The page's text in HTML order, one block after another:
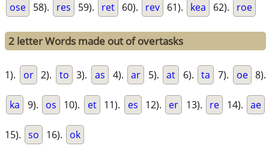
ose 58). res 59). ret 60). rev 61). kea 62). roe
2 letter Words made out of overtasks
1). or 2). to 3). as 4). ar 5). at 6). ta 7). oe 8).
ka 9). os 10). et 11). es 12). er 13). re 14). ae
15). so 16). ok